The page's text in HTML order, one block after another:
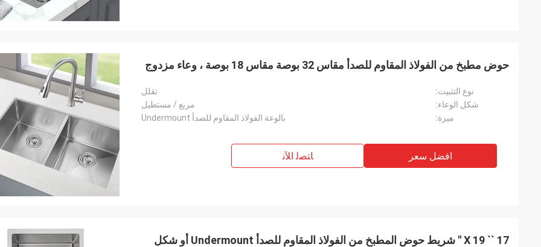
حوض مطبخ من الفولاذ المقاوم للصدأ مقاس 32 بوصة مقاس 18 بوصة ، وعاء مزدوج
نوع التثبيت:
تقلل
شكل الوعاء:
مربع / مستطيل
ميزة:
بالوعة الفولاذ المقاوم للصدأ Undermount
افضل سعر ﺎﺘﺼﻟ ﺍﻶﻧ
17 `` X 19 '' شريط حوض المطبخ من الفولاذ المقاوم للصدأ Undermount أو شكل